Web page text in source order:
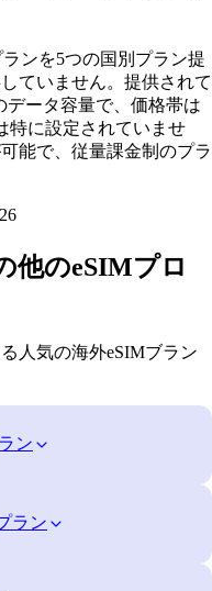
ンを5つの国別プラン提
ていません。提供されて
データ容量で、価格帯は
特に設定されていませ
能で、従量課金制のプラ
他のeSIMプロ
人気の海外eSIMブラン
ン
ラン